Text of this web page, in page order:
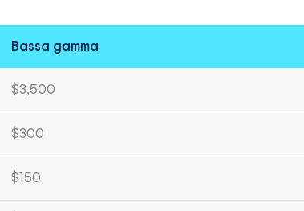
Bassa gamma
$3,500
$300
$150